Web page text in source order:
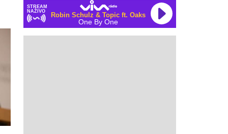
STREAM
NAŽIVO
Robin Schulz & Topic ft. Oaks
One By One